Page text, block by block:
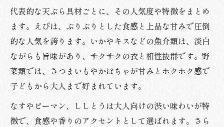
代表的な天ぷら具材ごとに、その人気度や特徴をまとめ
ます。えびは、ぷりぷりとした食感と上品な甘みで圧倒
的な人気を誇ります。いかやキスなどの魚介類は、淡白
ながらも旨味があり、サクサクの衣と相性抜群です。野
菜類では、さつまいもやかぼちゃが甘みとホクホク感で
子どもから大人まで好まれています。
なすやピーマン、ししとうは大人向けの渋い味わいが特
徴で、食感や香りのアクセントとして選ばれます。さら